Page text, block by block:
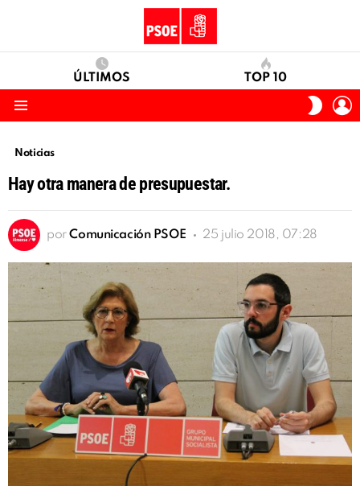
ÚLTIMOS TOP 10
SKIN
Noticias
Hay otra manera de presupuestar.
por Comunicación PSOE 25 julio 2018, 07:28